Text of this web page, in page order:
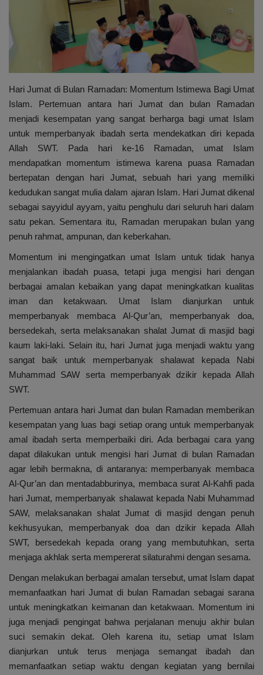
Tutorial
Gallery
Hari Jumat di Bulan Ramadan: Momentum Istimewa Bagi Umat
Islam. Pertemuan antara hari Jumat dan bulan Ramadan
menjadi kesempatan yang sangat berharga bagi umat Islam
untuk memperbanyak ibadah serta mendekatkan diri kepada
Allah SWT. Pada hari ke-16 Ramadan, umat Islam
mendapatkan momentum istimewa karena puasa Ramadan
bertepatan dengan hari Jumat, sebuah hari yang memiliki
kedudukan sangat mulia dalam ajaran Islam. Hari Jumat dikenal
sebagai sayyidul ayyam, yaitu penghulu dari seluruh hari dalam
satu pekan. Sementara itu, Ramadan merupakan bulan yang
penuh rahmat, ampunan, dan keberkahan.
Momentum ini mengingatkan umat Islam untuk tidak hanya
menjalankan ibadah puasa, tetapi juga mengisi hari dengan
berbagai amalan kebaikan yang dapat meningkatkan kualitas
iman dan ketakwaan. Umat Islam dianjurkan untuk
memperbanyak membaca Al-Qur’an, memperbanyak doa,
bersedekah, serta melaksanakan shalat Jumat di masjid bagi
kaum laki-laki. Selain itu, hari Jumat juga menjadi waktu yang
sangat baik untuk memperbanyak shalawat kepada Nabi
Muhammad SAW serta memperbanyak dzikir kepada Allah
SWT.
Pertemuan antara hari Jumat dan bulan Ramadan memberikan
kesempatan yang luas bagi setiap orang untuk memperbanyak
amal ibadah serta memperbaiki diri. Ada berbagai cara yang
dapat dilakukan untuk mengisi hari Jumat di bulan Ramadan
agar lebih bermakna, di antaranya: memperbanyak membaca
Al-Qur’an dan mentadabburinya, membaca surat Al-Kahfi pada
hari Jumat, memperbanyak shalawat kepada Nabi Muhammad
SAW, melaksanakan shalat Jumat di masjid dengan penuh
kekhusyukan, memperbanyak doa dan dzikir kepada Allah
SWT, bersedekah kepada orang yang membutuhkan, serta
menjaga akhlak serta mempererat silaturahmi dengan sesama.
Dengan melakukan berbagai amalan tersebut, umat Islam dapat
memanfaatkan hari Jumat di bulan Ramadan sebagai sarana
untuk meningkatkan keimanan dan ketakwaan. Momentum ini
juga menjadi pengingat bahwa perjalanan menuju akhir bulan
suci semakin dekat. Oleh karena itu, setiap umat Islam
dianjurkan untuk terus menjaga semangat ibadah dan
memanfaatkan setiap waktu dengan kegiatan yang bernilai